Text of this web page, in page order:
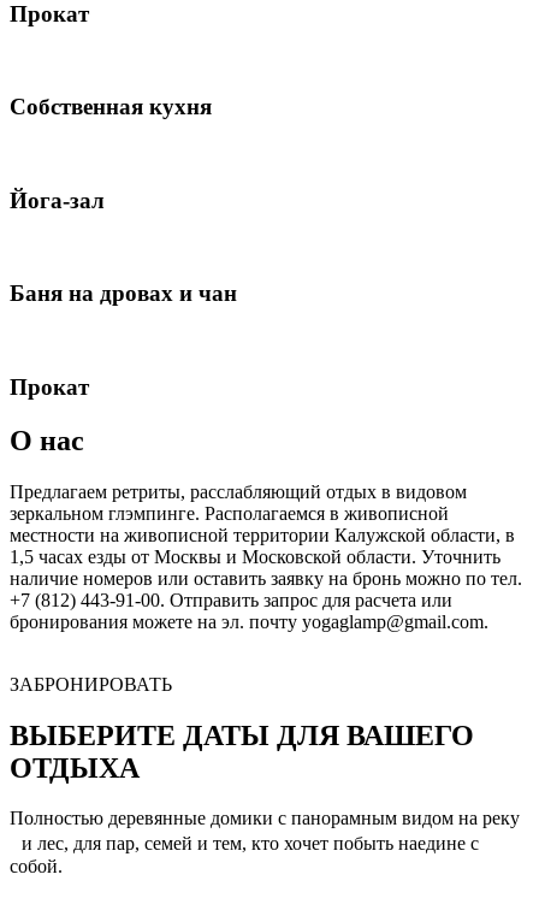
Прокат
Собственная кухня
Йога-зал
Баня на дровах и чан
Прокат
О нас
Предлагаем ретриты, расслабляющий отдых в видовом
зеркальном глэмпинге. Располагаемся в живописной
местности на живописной территории Калужской области, в
1,5 часах езды от Москвы и Московской области. Уточнить
наличие номеров или оставить заявку на бронь можно по тел.
+7 (812) 443-91-00. Отправить запрос для расчета или
бронирования можете на эл. почту yogaglamp@gmail.com.
ЗАБРОНИРОВАТЬ
ВЫБЕРИТЕ ДАТЫ ДЛЯ ВАШЕГО
ОТДЫХА
Полностью деревянные домики с панорамным видом на реку
и лес, для пар, семей и тем, кто хочет побыть наедине с
собой.